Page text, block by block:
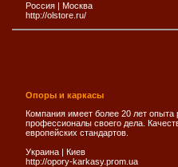
Россия | Москва
http://olstore.ru/
Опоры и каркасы
Компания имеет более 20 лет опыта
профессионалы своего дела.
европейских стандартов.
Украина | Киев
http://opory-karkasy.prom.ua